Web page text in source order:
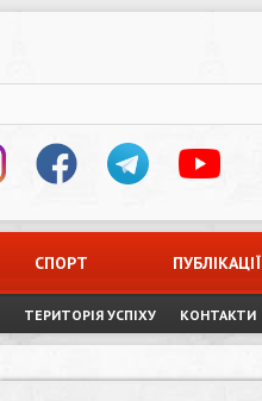
СПОРТ ПУБЛІКАЦІЇ
ТЕРИТОРІЯ УСПІХУ КОНТАКТИ